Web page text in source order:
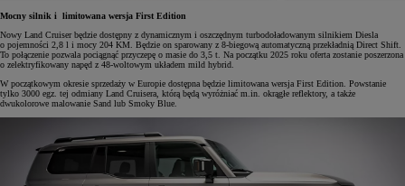
Mocny silnik i
limitowana wersja First Edition
Nowy Land Cruiser będzie dostępny z dynamicznym i oszczędnym turbodoładowanym silnikiem Diesla
o pojemności 2,8 l i mocy 204 KM. Będzie on sparowany z 8-biegową automatyczną przekładnią Direct Shift.
To połączenie pozwala pociągnąć przyczepę o masie do 3,5 t. Na początku 2025 roku oferta zostanie poszerzona
o zelektryfikowany napęd z 48-woltowym układem mild hybrid.
W początkowym okresie sprzedaży w Europie dostępna będzie limitowana wersja First Edition. Powstanie
tylko 3000 egz. tej odmiany Land Cruisera, którą będą wyróżniać m.in. okrągłe reflektory, a także
dwukolorowe malowanie Sand lub Smoky Blue.